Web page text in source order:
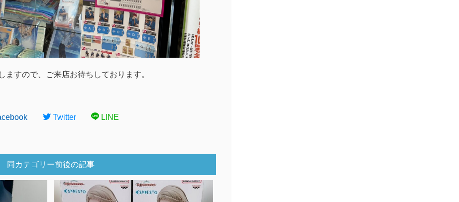
ますので、ご来店お待ちしております。
Twitter LINE
同カテゴリー前後の記事